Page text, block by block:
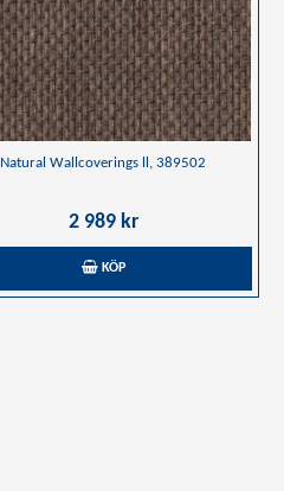
Natural Wallcoverings ll, 389502
2 989 kr
KÖP